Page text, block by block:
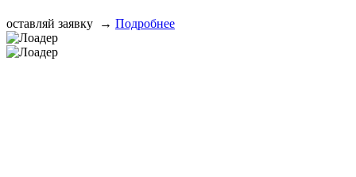
оставляй заявку → Подробнее